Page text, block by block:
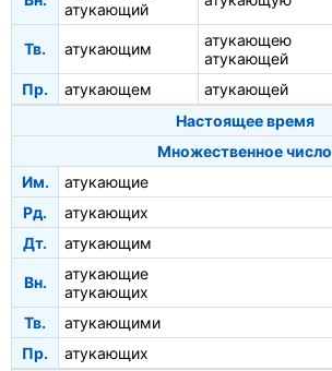
атукающий
Тв. атукающим
атукающею
атукающей
Пр. атукающем атукающей
Настоящее время
Множественное число
Им.
атукающие
Рд.
атукающих
Дт.
атукающим
Вн.
атукающие
атукающих
Тв.
атукающими
Пр.
атукающих